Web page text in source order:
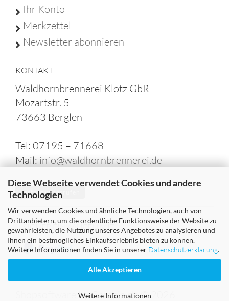
Diese Webseite verwendet Cookies und andere
Technologien
Wir verwenden Cookies und ähnliche Technologien, auch von
Drittanbietern, um die ordentliche Funktionsweise der Website zu
gewährleisten, die Nutzung unseres Angebotes zu analysieren und
Ihnen ein bestmögliches Einkaufserlebnis bieten zu können.
Weitere Informationen finden Sie in unserer Datenschutzerklärung.
Alle Akzeptieren
Weitere Informationen
Ihr Konto
Merkzettel
Newsletter abonnieren
KONTAKT
Waldhornbrennerei Klotz GbR
Mozartstr. 5
73663 Berglen
Tel: 07195 – 71668
Mail:info@waldhornbrennerei.de
Vertrag widerrufen
SICHER EINKAUFEN MIT
by Gambio.de © 2026